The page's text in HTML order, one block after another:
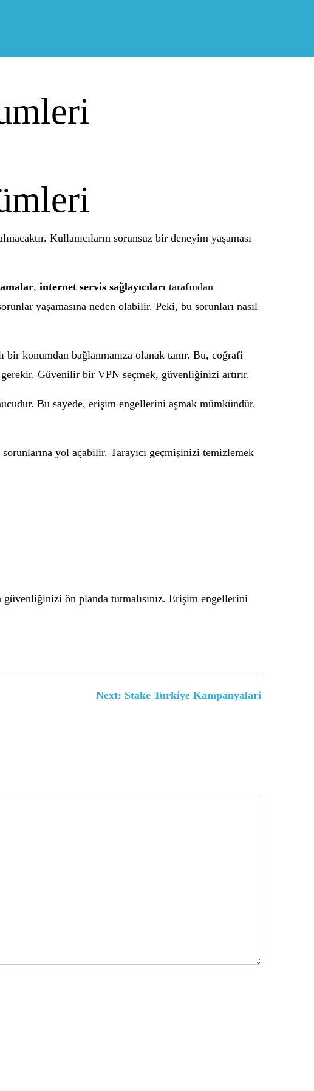
Kullanıcıların sorunsuz bir deneyim yaşaması
, internet servis sağlayıcıları tarafından
yaşamasına neden olabilir. Peki, bu sorunları nasıl
konumdan bağlanmanıza olanak tanır. Bu, coğrafi
Güvenilir bir VPN seçmek, güvenliğinizi artırır.
Bu sayede, erişim engellerini aşmak mümkündür.
yol açabilir. Tarayıcı geçmişinizi temizlemek
ön planda tutmalısınız. Erişim engellerini
Next: Stake Turkiye Kampanyalari